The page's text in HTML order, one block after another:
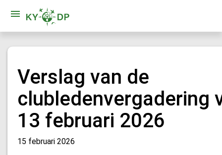
Verslag van de
clubledenvergadering
13 februari 2026
15 februari 2026